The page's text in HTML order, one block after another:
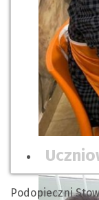
Podopieczni